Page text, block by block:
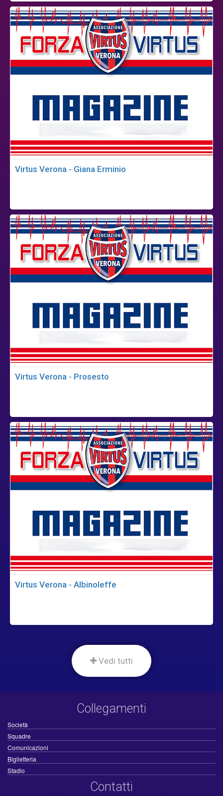
Virtus Verona - Giana Erminio
Virtus Verona - Prosesto
Virtus Verona - Albinoleffe
Vedi tutti
Collegamenti
Società
Squadre
Comunicazioni
Biglietteria
Stadio
Contatti